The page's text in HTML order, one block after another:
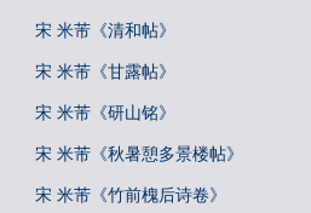
宋 米芾《清和帖》
宋 米芾《甘露帖》
宋 米芾《研山铭》
宋 米芾《秋暑憩多景楼帖》
宋 米芾《竹前槐后诗卷》